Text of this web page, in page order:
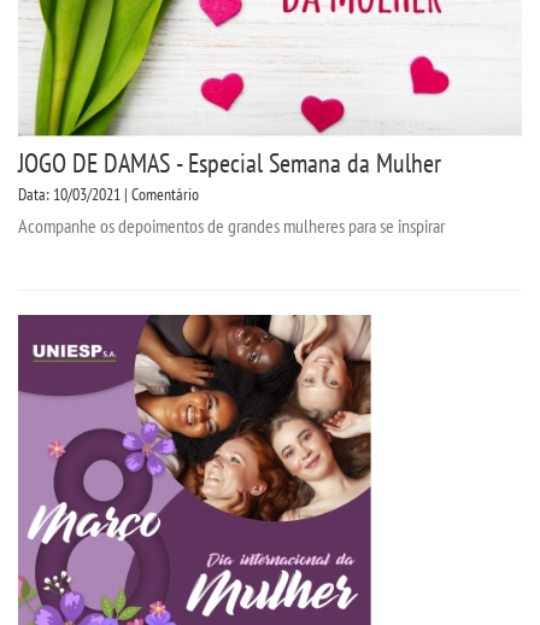
JOGO DE DAMAS - Especial Semana da Mulher
Data: 10/03/2021 | Comentário
Acompanhe os depoimentos de grandes mulheres para se inspirar